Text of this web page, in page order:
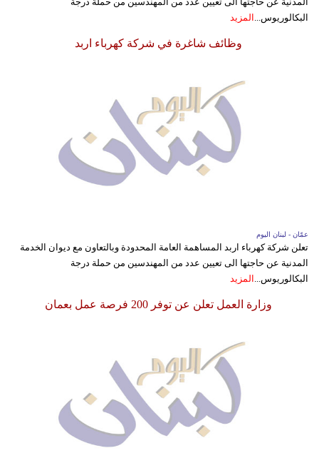
البكالوريوس... المزيد
وظائف شاغرة في شركة كهرباء اربد
عمّان - لبنان اليوم
تعلن شركة كهرباء اربد المساهمة العامة المحدودة وبالتعاون مع ديوان الخدمة
المدنية عن حاجتها الى تعيين عدد من المهندسين من حملة درجة
البكالوريوس... المزيد
وزارة العمل تعلن عن توفر 200 فرصة عمل بعمان